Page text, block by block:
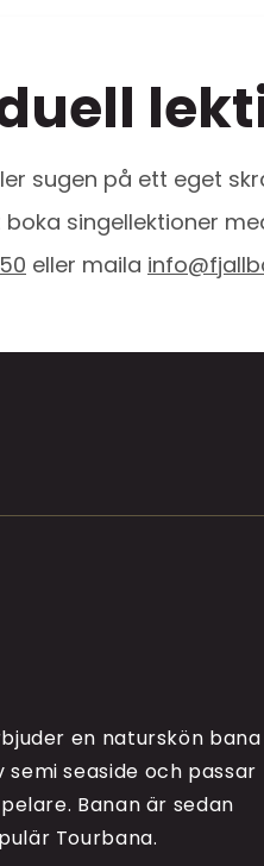
sugen på ett eget
singellektioner
eller maila
en naturskön bana
seaside och passar
Banan är sedan
Tourbana.